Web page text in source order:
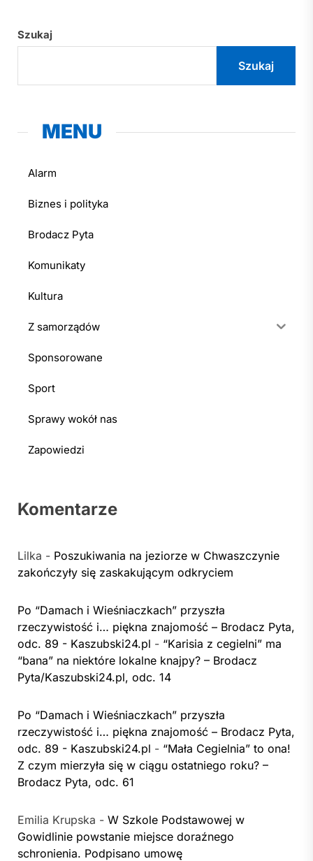
Szukaj
Szukaj
MENU
Alarm
Biznes i polityka
Brodacz Pyta
Komunikaty
Kultura
Z samorządów
Sponsorowane
Sport
Sprawy wokół nas
Zapowiedzi
Komentarze
Lilka - Poszukiwania na jeziorze w Chwaszczynie
zakończyły się zaskakującym odkryciem
Po “Damach i Wieśniaczkach” przyszła
rzeczywistość i… piękna znajomość – Brodacz Pyta,
odc. 89 - Kaszubski24.pl - “Karisia z cegielni” ma
“bana” na niektóre lokalne knajpy? – Brodacz
Pyta/Kaszubski24.pl, odc. 14
Po “Damach i Wieśniaczkach” przyszła
rzeczywistość i… piękna znajomość – Brodacz Pyta,
odc. 89 - Kaszubski24.pl - “Mała Cegielnia” to ona!
Z czym mierzyła się w ciągu ostatniego roku? –
Brodacz Pyta, odc. 61
Emilia Krupska - W Szkole Podstawowej w
Gowidlinie powstanie miejsce doraźnego
schronienia. Podpisano umowę